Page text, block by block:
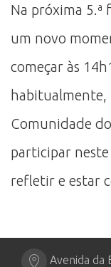
Na próxima 5.ª
um novo
começar às
habitualmente,
Comunidade
participar
refletir e estar
Avenida da